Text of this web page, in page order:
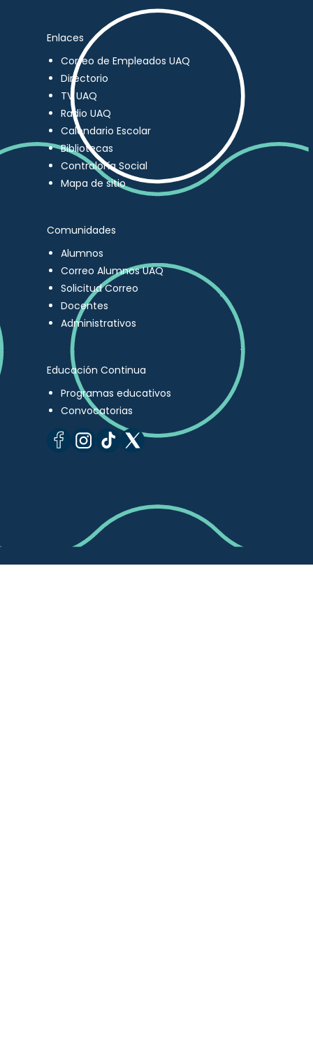
Enlaces
Correo de Empleados UAQ
Directorio
TV UAQ
Radio UAQ
Calendario Escolar
Bibliotecas
Contraloría Social
Mapa de sitio
Comunidades
Alumnos
Correo Alumnos UAQ
Solicitud Correo
Docentes
Administrativos
Educación Continua
Programas educativos
Convocatorias